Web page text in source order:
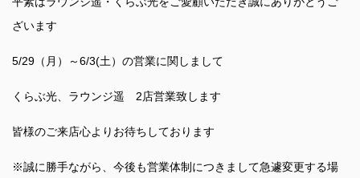
ざいます
5/29（月）～6/3(土）の営業に関しまして
くらぶ光、ラウンジ遥 2店営業致します
皆様のご来店心よりお待ちしております
※誠に勝手ながら、今後も営業体制につきまして急遽変更する場